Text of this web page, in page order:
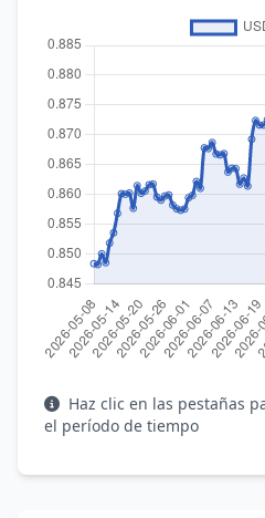
Haz clic en las pestañas
el período de tiempo